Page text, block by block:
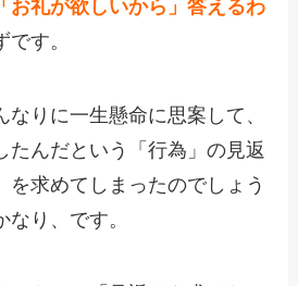
お礼が欲しいから」答えるわ
です。
りに一生懸命に思案して、
たんだという「行為」の見返
を求めてしまったのでしょう
り、です。